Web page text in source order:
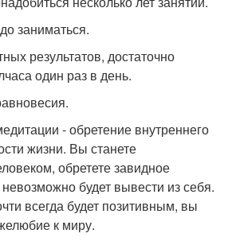
заниматься.
результатов, достаточно
один раз в день.
- обретение внутреннего
жизни. Вы станете
обретете завидное
будет вывести из себя.
всегда будет позитивным, вы
к миру.